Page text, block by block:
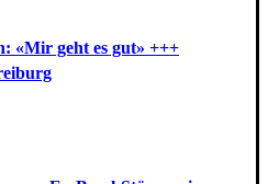
«Mir geht es gut» +++